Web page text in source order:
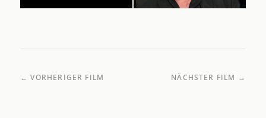
← VORHERIGER FILM NÄCHSTER FILM →